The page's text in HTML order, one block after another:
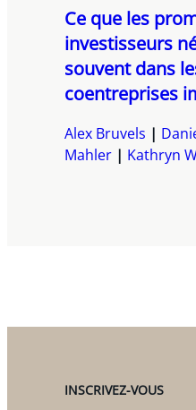
Ce que les
investisseurs
souvent dans
coentreprises
Alex Bruvels
Mahler
Kathryn
INSCRIVEZ-VOUS